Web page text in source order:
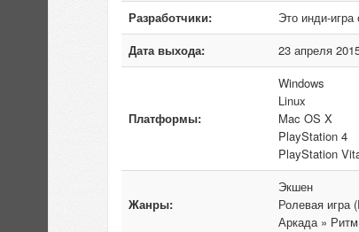
Разработчики:
Это инди-игра
Дата выхода:
23 апреля
Платформы:
Windows
Linux
Mac OS X
PlayStation 4
PlayStation
Жанры:
Экшен
Ролевая игра
Аркада »